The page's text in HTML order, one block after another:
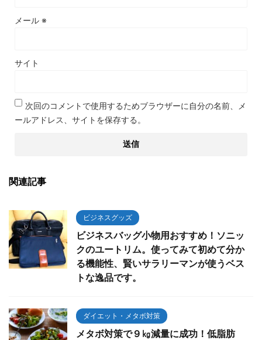
メール ※
サイト
次回のコメントで使用するためブラウザーに自分の名前、メ
ールアドレス、サイトを保存する。
関連記事
ビジネスグッズ
ビジネスバッグ小物用おすすめ！ソニッ
クのユートリム。使ってみて初めて分か
る機能性、賢いサラリーマンが使うベス
トな逸品です。
ダイエット・メタボ対策
メタボ対策で９㎏減量に成功！低脂肪